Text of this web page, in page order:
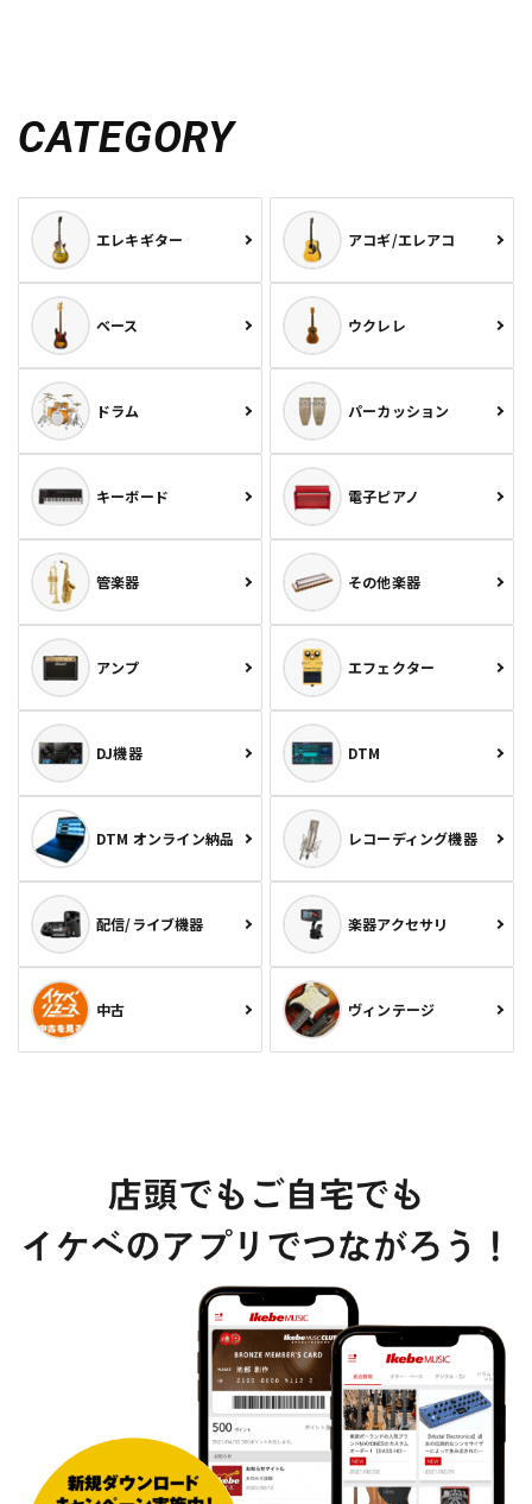
CATEGORY
エレキギター アコギ/エレアコ
ベース ウクレレ
ドラム パーカッション
キーボード 電子ピアノ
管楽器 その他楽器
アンプ エフェクター
DJ機器 DTM
DTM オンライン納品 レコーディング機器
配信/ライブ機器 楽器アクセサリ
中古 ヴィンテージ